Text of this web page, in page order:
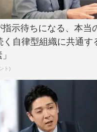
示待ちになる、本当
く自律型組織に共通す
ト)